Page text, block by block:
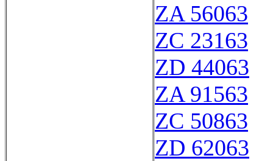
ZA 56063
ZC 23163
ZD 44063
ZA 91563
ZC 50863
ZD 62063